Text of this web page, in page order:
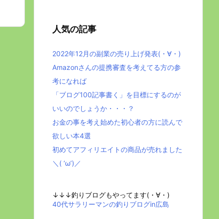
人気の記事
2022年12月の副業の売り上げ発表(・∀・)
Amazonさんの提携審査を考えてる方の参
考になれば
「ブログ100記事書く」を目標にするのが
いいのでしょうか・・・？
お金の事を考え始めた初心者の方に読んで
欲しい本4選
初めてアフィリエイトの商品が売れました
＼( ‘ω’)／
↓↓↓釣りブログもやってます(・∀・)
40代サラリーマンの釣りブログin広島